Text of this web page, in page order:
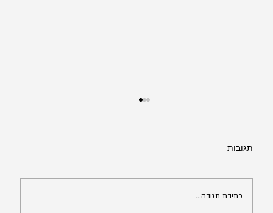
תגובות
כתיבת תגובה...